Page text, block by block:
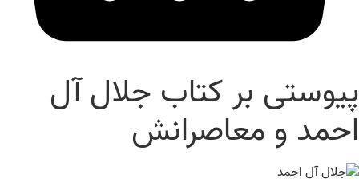
پیوستی بر کتاب جلال آل‌
احمد و معاصرانش